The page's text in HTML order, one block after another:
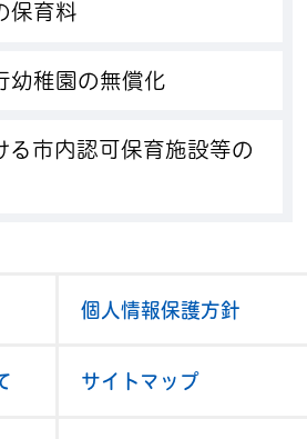
保育料
幼稚園の無償化
る市内認可保育施設等の
個人情報保護方針
サイトマップ